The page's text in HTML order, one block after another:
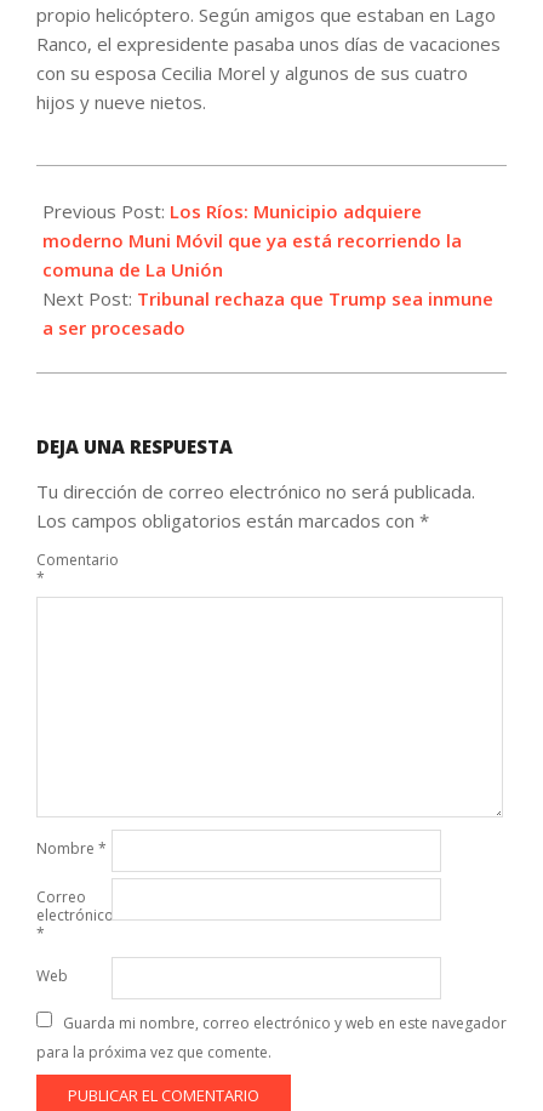
propio helicóptero. Según amigos que estaban en Lago
Ranco, el expresidente pasaba unos días de vacaciones
con su esposa Cecilia Morel y algunos de sus cuatro
hijos y nueve nietos.
02-
06
Previous Post: Los Ríos: Municipio adquiere
moderno Muni Móvil que ya está recorriendo la
comuna de La Unión
Next Post: Tribunal rechaza que Trump sea inmune
a ser procesado
DEJA UNA RESPUESTA
Tu dirección de correo electrónico no será publicada.
Los campos obligatorios están marcados con *
Comentario
*
Nombre *
Correo
electrónico
*
Web
Guarda mi nombre, correo electrónico y web en este navegador
para la próxima vez que comente.